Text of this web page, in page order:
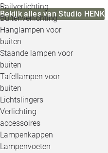
Railverlichting
Buitenverlichting
Hanglampen voor
buiten
Staande lampen voor
buiten
Tafellampen voor
buiten
Lichtslingers
Verlichting
accessoires
Lampenkappen
Lampenvoeten
Bekijk alles van Studio HENK